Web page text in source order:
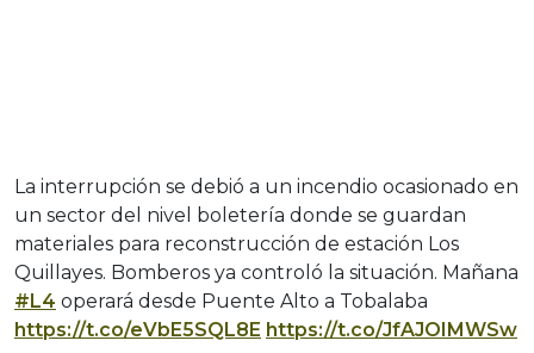
La interrupción se debió a un incendio ocasionado en
un sector del nivel boletería donde se guardan
materiales para reconstrucción de estación Los
Quillayes. Bomberos ya controló la situación. Mañana
#L4 operará desde Puente Alto a Tobalaba
https://t.co/eVbE5SQL8E https://t.co/JfAJOIMWSw